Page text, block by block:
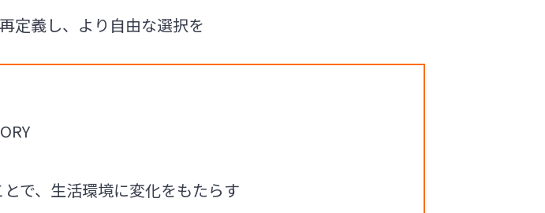
定義し、より自由な選択を
で、生活環境に変化をもたらす